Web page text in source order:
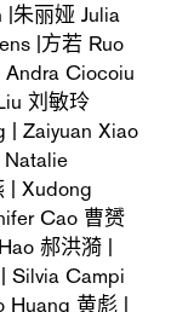
|朱丽娅 Julia
|方若 Ruo
Ciocoiu
刘敏玲
| Zaiyuan Xiao
| Xudong
Cao 曹赟
郝洪漪 |
Silvia Campi
黄彪 |